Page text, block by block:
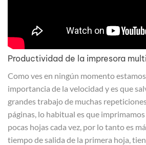
Productividad de la impresora
Como ves en ningún momento
importancia de la velocidad y es que
grandes trabajo de muchas
páginas, lo habitual es que
pocas hojas cada vez, por lo tanto es
tiempo de salida de la primera hoja,